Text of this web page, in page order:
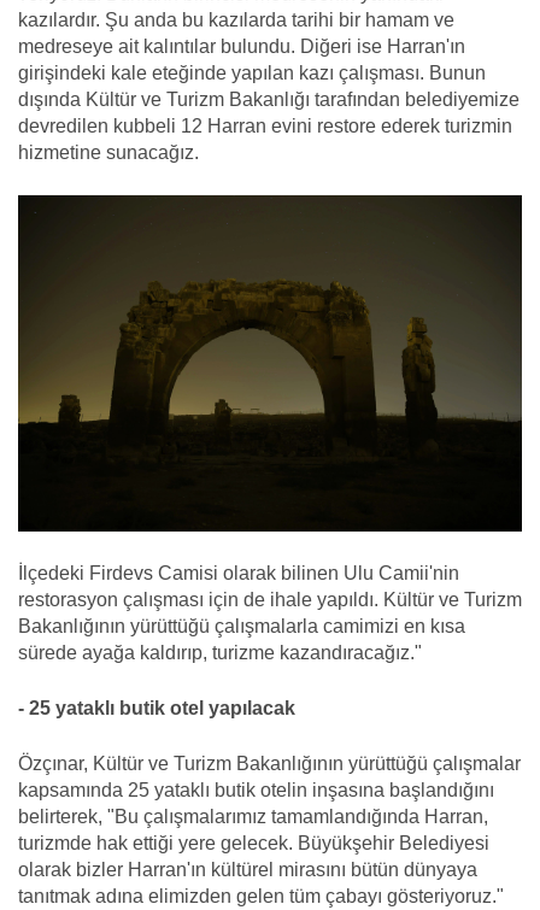
kazılardır. Şu anda bu kazılarda tarihi bir hamam ve
medreseye ait kalıntılar bulundu. Diğeri ise Harran'ın
girişindeki kale eteğinde yapılan kazı çalışması. Bunun
dışında Kültür ve Turizm Bakanlığı tarafından belediyemize
devredilen kubbeli 12 Harran evini restore ederek turizmin
hizmetine sunacağız.
İlçedeki Firdevs Camisi olarak bilinen Ulu Camii'nin
restorasyon çalışması için de ihale yapıldı. Kültür ve Turizm
Bakanlığının yürüttüğü çalışmalarla camimizi en kısa
sürede ayağa kaldırıp, turizme kazandıracağız."
- 25 yataklı butik otel yapılacak
Özçınar, Kültür ve Turizm Bakanlığının yürüttüğü çalışmalar
kapsamında 25 yataklı butik otelin inşasına başlandığını
belirterek, "Bu çalışmalarımız tamamlandığında Harran,
turizmde hak ettiği yere gelecek. Büyükşehir Belediyesi
olarak bizler Harran'ın kültürel mirasını bütün dünyaya
tanıtmak adına elimizden gelen tüm çabayı gösteriyoruz."